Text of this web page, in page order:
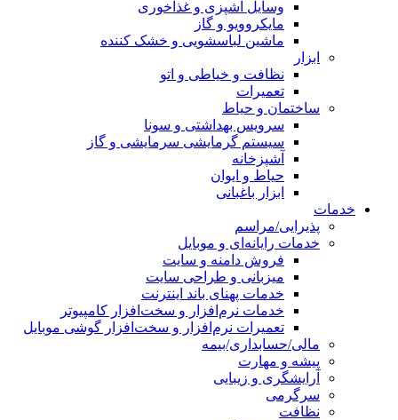
وسایل آشپزی و غذاخوری
مایکروویو و گاز
ماشین لباسشویی و خشک کننده
ابزار
نظافت و خیاطی و اتو
تعمیرات
ساختمان و حیاط
سرویس بهداشتی و سونا
سیستم گرمایشی سرمایشی و گاز
آشپزخانه
حیاط و ایوان
ابزار باغبانی
خدمات
پذیرایی/مراسم
خدمات رایانه‌ای و موبایل
فروش دامنه و سایت
میزبانی و طراحی سایت
خدمات پهنای باند اینترنت
خدمات نرم‌افزار و سخت‌افزار کامپیوتر
تعمیرات نرم‌افزار و سخت‌افزار گوشی موبایل
مالی/حسابداری/بیمه
پیشه و مهارت
آرایشگری و زیبایی
سرگرمی
نظافت